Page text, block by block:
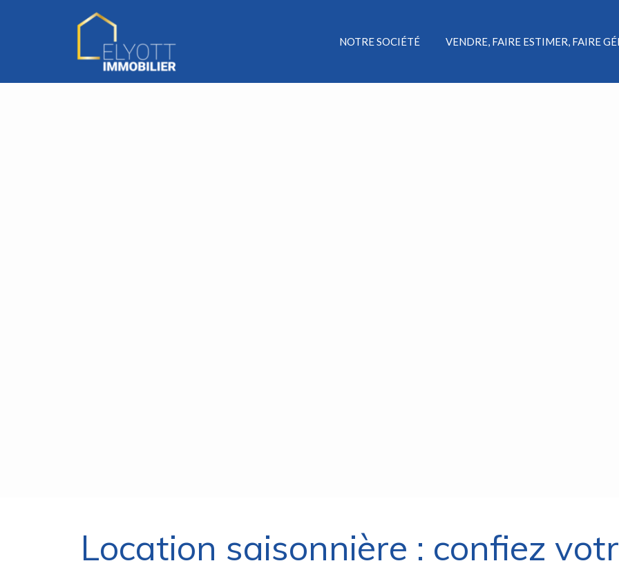
NOTRE SOCIÉTÉ VENDRE, FAIRE ESTIMER, FAIRE
Location saisonnière : confiez